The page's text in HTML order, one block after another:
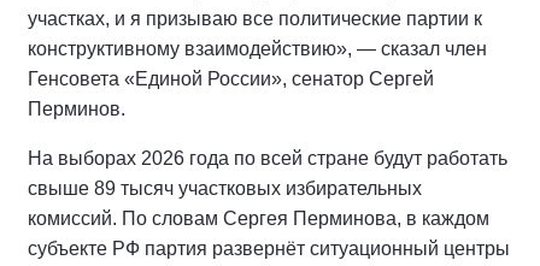
участках, и я призываю все политические партии к
конструктивному взаимодействию», — сказал член
Генсовета «Единой России», сенатор Сергей
Перминов.
На выборах 2026 года по всей стране будут работать
свыше 89 тысяч участковых избирательных
комиссий. По словам Сергея Перминова, в каждом
субъекте РФ партия развернёт ситуационный центры